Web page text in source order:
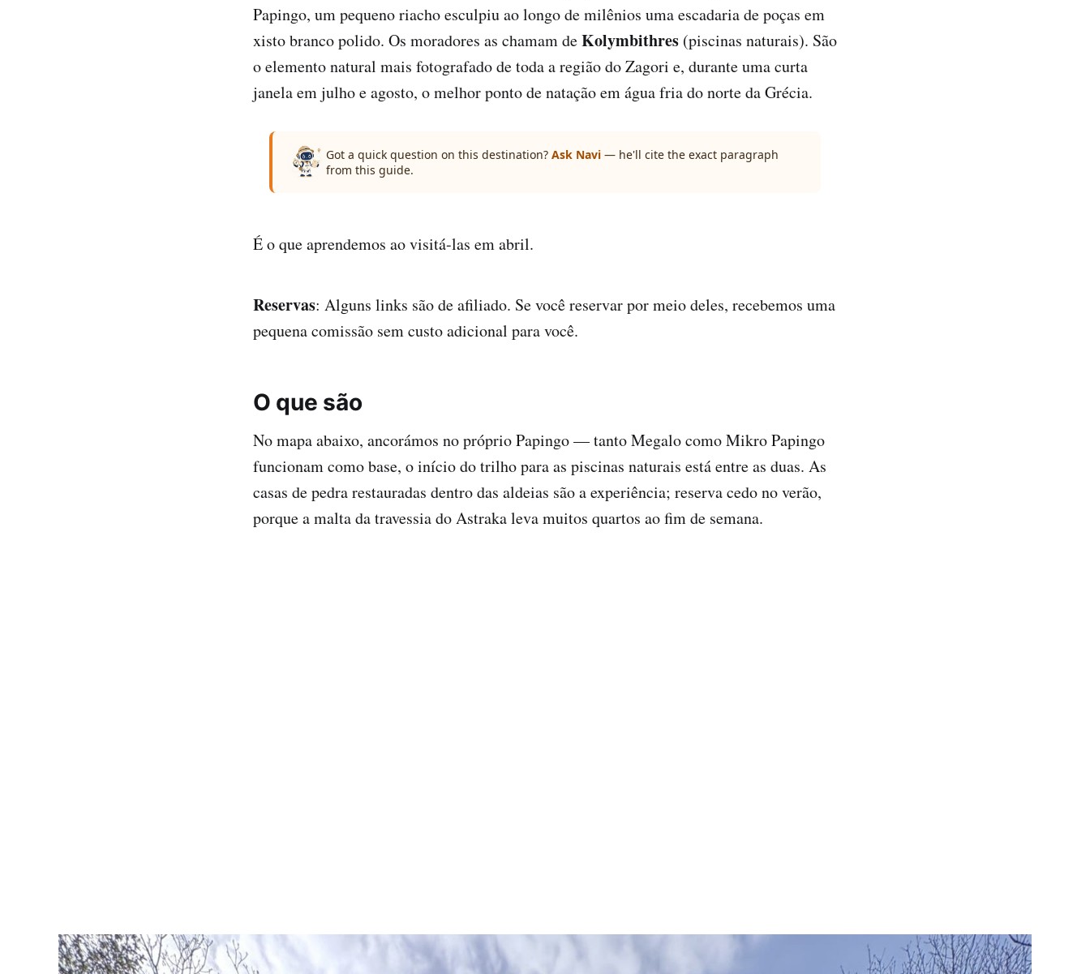
Papingo, um pequeno riacho esculpiu ao longo de milênios uma escadaria de poças em
xisto branco polido. Os moradores as chamam deKolymbithres (piscinas naturais). São
o elemento natural mais fotografado de toda a região do Zagori e, durante uma curta
janela em julho e agosto, o melhor ponto de natação em água fria do norte da Grécia.
Got a quick question on this destination? Ask Navi — he'll cite the exact paragraph
from this guide.
É o que aprendemos ao visitá-las em abril.
Reservas: Alguns links são de afiliado. Se você reservar por meio deles, recebemos uma
pequena comissão sem custo adicional para você.
O que são
No mapa abaixo, ancorámos no próprio Papingo — tanto Megalo como Mikro Papingo
funcionam como base, o início do trilho para as piscinas naturais está entre as duas. As
casas de pedra restauradas dentro das aldeias são a experiência; reserva cedo no verão,
porque a malta da travessia do Astraka leva muitos quartos ao fim de semana.